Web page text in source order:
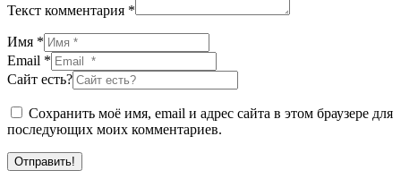
Текст комментария *
Имя *
Email *
Сайт есть?
Сохранить моё имя, email и адрес сайта в этом браузере для
последующих моих комментариев.
Отправить!